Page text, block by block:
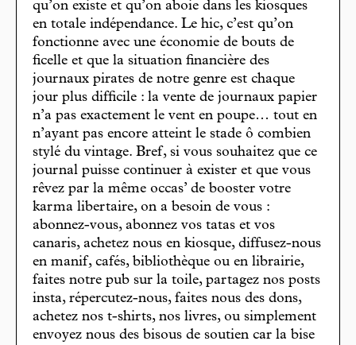
qu’on existe et qu’on aboie dans les kiosques
en totale indépendance. Le hic, c’est qu’on
fonctionne avec une économie de bouts de
ficelle et que la situation financière des
journaux pirates de notre genre est chaque
jour plus difficile : la vente de journaux papier
n’a pas exactement le vent en poupe… tout en
n’ayant pas encore atteint le stade ô combien
stylé du vintage. Bref, si vous souhaitez que ce
journal puisse continuer à exister et que vous
rêvez par la même occas’ de booster votre
karma libertaire, on a besoin de vous :
abonnez-vous, abonnez vos tatas et vos
canaris, achetez nous en kiosque, diffusez-nous
en manif, cafés, bibliothèque ou en librairie,
faites notre pub sur la toile, partagez nos posts
insta, répercutez-nous, faites nous des dons,
achetez nos t-shirts, nos livres, ou simplement
envoyez nous des bisous de soutien car la bise